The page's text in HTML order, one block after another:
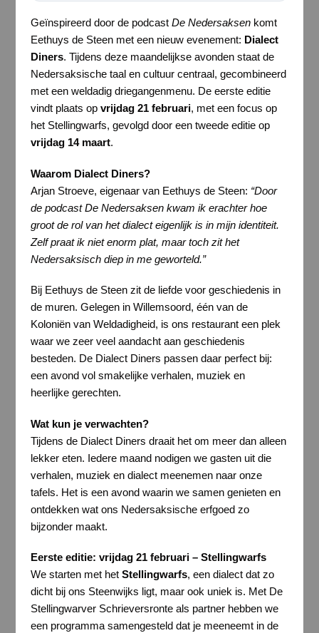
Geïnspireerd door de podcast De Nedersaksenkomt
Eethuys de Steen met een nieuw evenement: Dialect
Diners. Tijdens deze maandelijkse avonden staat de
Nedersaksische taal en cultuur centraal, gecombineerd
met eenweldadig driegangenmenu. De eerste editie
vindt plaats op vrijdag 21 februari, met een focus op
het Stellingwarfs, gevolgd door een tweede editie op
vrijdag 14 maart.
Waarom Dialect Diners?
Arjan Stroeve, eigenaar van Eethuys de Steen: “Door
de podcast De Nedersaksen kwam ik erachter hoe
groot de rol van het dialect eigenlijk is in mijn identiteit.
Zelf praat ik niet enorm plat, maar toch zit het
Nedersaksisch diep in me geworteld.”
Bij Eethuys de Steen zit de liefde voor geschiedenis in
de muren. Gelegen in Willemsoord, één van de
Koloniën van Weldadigheid, is ons restaurant een plek
waar we zeer veel aandacht aan geschiedenis
besteden. DeDialect Diners passen daar perfect bij:
een avond vol smakelijke verhalen, muziek en
heerlijke gerechten.
Wat kun je verwachten?
Tijdens de Dialect Diners draait het om meer dan alleen
lekker eten. Iedere maand nodigen we gasten uit die
verhalen, muziek en dialect meenemen naar onze
tafels. Het is een avond waarin we samen genieten en
ontdekken wat ons Nedersaksische erfgoed zo
bijzonder maakt.
Eerste editie: vrijdag 21 februari – Stellingwarfs
We starten met het Stellingwarfs, een dialect dat zo
dicht bij ons Steenwijks ligt, maar ook uniek is. Met De
Stellingwarver Schrieversronte als partner hebben we
een programma samengesteld dat je meeneemt in de